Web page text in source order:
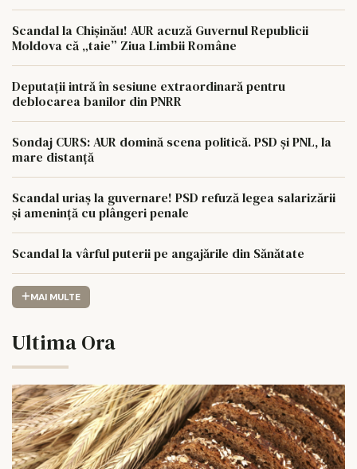
Scandal la Chișinău! AUR acuză Guvernul Republicii
Moldova că „taie” Ziua Limbii Române
Deputații intră în sesiune extraordinară pentru
deblocarea banilor din PNRR
Sondaj CURS: AUR domină scena politică. PSD și PNL, la
mare distanță
Scandal uriaș la guvernare! PSD refuză legea salarizării
și amenință cu plângeri penale
Scandal la vârful puterii pe angajările din Sănătate
MAI MULTE
Ultima Ora